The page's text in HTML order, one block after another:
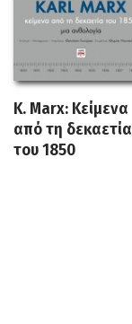
K. Marx: Κείμενα
από τη δεκαετία
του 1850